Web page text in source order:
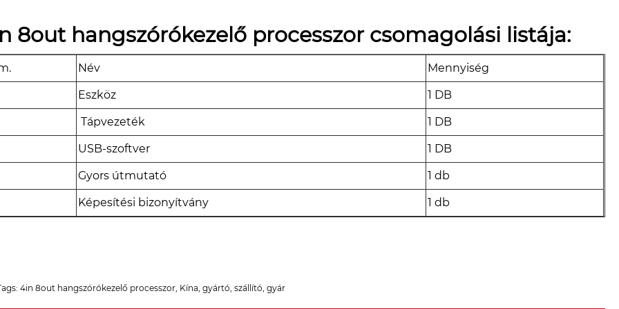
8out hangszórókezelő processzor csomagolási listája:
Név Mennyiség
Eszköz 1 DB
Tápvezeték 1 DB
USB-szoftver 1 DB
Gyors útmutató 1 db
Képesítési bizonyítvány 1 db
4in 8out hangszórókezelő processzor, Kína, gyártó, szállító, gyár